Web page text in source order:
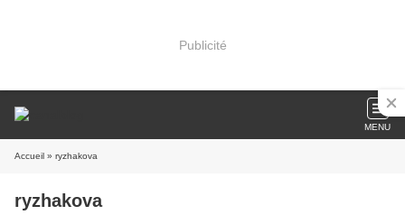
Publicité
MENU
Accueil » ryzhakova
ryzhakova